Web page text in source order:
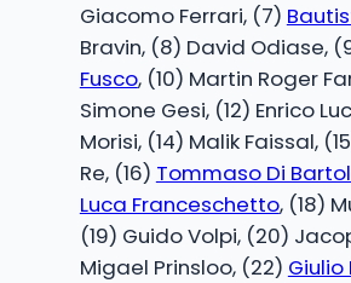
Giacomo Ferrari, (7)
Bravin, (8) David Odiase,
Fusco, (10) Martin Roger
Simone Gesi, (12) Enrico
Morisi, (14) Malik Faissal,
Re, (16) Tommaso Di
Luca Franceschetto, (18)
(19) Guido Volpi, (20)
Migael Prinsloo, (22)